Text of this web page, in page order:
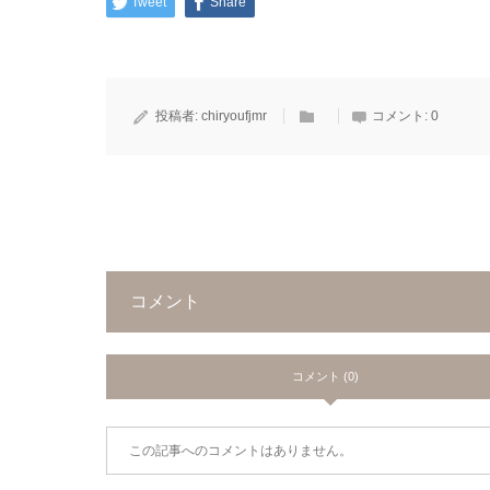
投稿者: chiryoufjmr コメント: 0
コメント
コメント (0)
この記事へのコメントはありません。